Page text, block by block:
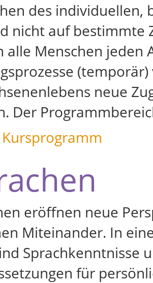
des individuellen,
nicht auf
alle Menschen jeden
neue
Der
eröffnen neue
Miteinander. In
Sprachkenntnisse
für